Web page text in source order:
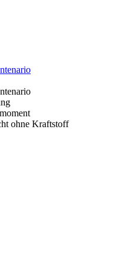
ohne Kraftstoff